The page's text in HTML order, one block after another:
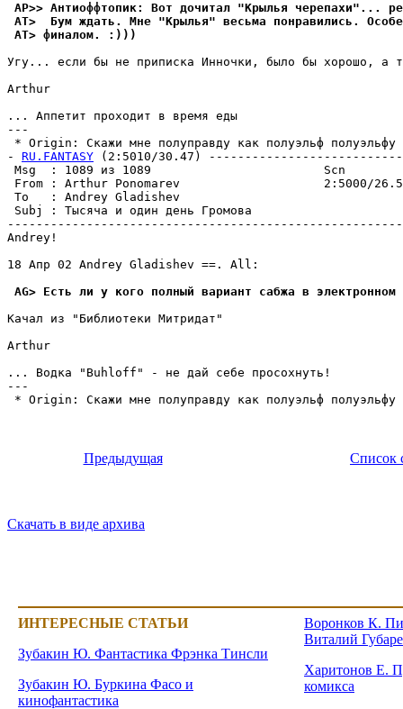
AP>> Антиоффтопик: Вот дочитал "Кpылья черепахи"...
AT>  Бyм ждать. Мне "Кpылья" весьма понpавились.
AT> финалом. :)))
Угy... если бы не приписка Инночки, было бы хорошо,
Arthur
... Аппетит проходит в вpемя еды
---
* Origin: Скажи мне полyпpавдy как полyэльф
- RU.FANTASY (2:5010/30.47)
Msg  : 1089 из 1089                        Scn
From : Arthur Ponomarev                    2:5000/
To   : Andrey Gladishev
Subj : Тысяча и один день Громова
Andrey!
18 Апр 02 Andrey Gladishev ==. All:
AG> Есть ли y кого полный вариант сабжа в электронном
Качал из "Библиотеки Митридат"
Arthur
... Водка "Buhloff" - не дай себе пpосохнyть!
---
* Origin: Скажи мне полyпpавдy как полyэльф
Предыдущая Список
Скачать в виде архива
ИНТЕРЕСНЫЕ СТАТЬИ
Зубакин Ю. Фантастика Фрэнка Тинсли
Зубакин Ю. Буркина Фасо и
кинофантастика
Воронков К.
Виталий
Харитонов Е.
комикса